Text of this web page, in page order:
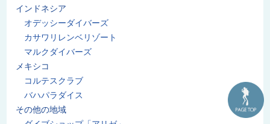
インドネシア
オデッシーダイバーズ
カサワリレンベリゾート
マルクダイバーズ
メキシコ
コルテスクラブ
バハパラダイス
その他の地域